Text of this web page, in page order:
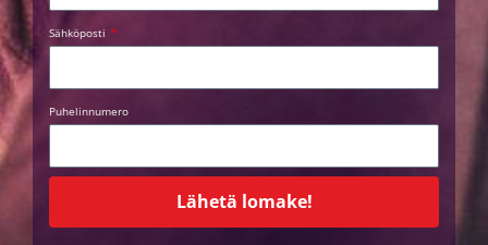
Sähköposti
Puhelinnumero
Lähetä lomake!